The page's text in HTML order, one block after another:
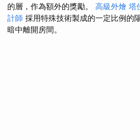
的層，作為額外的獎勵。 高級外燴 塔
計師 採用特殊技術製成的一定比例的
暗中離開房間。